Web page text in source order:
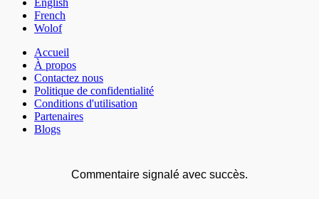
English
French
Wolof
Accueil
À propos
Contactez nous
Politique de confidentialité
Conditions d'utilisation
Partenaires
Blogs
Commentaire signalé avec succès.